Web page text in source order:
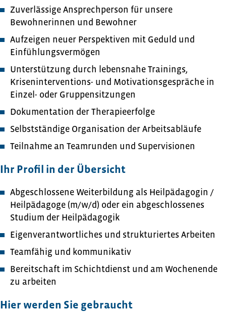
Zuverlässige Ansprechperson für unsere
Bewohnerinnen und Bewohner
Aufzeigen neuer Perspektiven mit Geduld und
Einfühlungsvermögen
Unterstützung durch lebensnahe Trainings,
Kriseninterventions- und Motivationsgespräche in
Einzel- oder Gruppensitzungen
Dokumentation der Therapieerfolge
Selbstständige Organisation der Arbeitsabläufe
Teilnahme an Teamrunden und Supervisionen
Ihr Profil in der Übersicht
Abgeschlossene Weiterbildung als Heilpädagogin /
Heilpädagoge (m/w/d) oder ein abgeschlossenes
Studium der Heilpädagogik
Eigenverantwortliches und strukturiertes Arbeiten
Teamfähig und kommunikativ
Bereitschaft im Schichtdienst und am Wochenende
zu arbeiten
Hier werden Sie gebraucht